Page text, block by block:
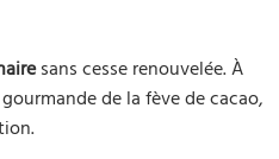
sans cesse renouvelée. À
de la fève de cacao,